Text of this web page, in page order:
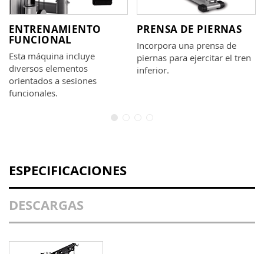
ENTRENAMIENTO
FUNCIONAL
Esta máquina incluye
diversos elementos
orientados a sesiones
funcionales.
PRENSA DE PIERNAS
Incorpora una prensa de
piernas para ejercitar el tren
inferior.
ESPECIFICACIONES
DESCARGAS